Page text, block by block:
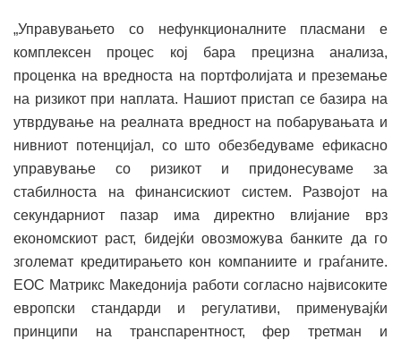
„Управувањето со нефункционалните пласмани е
комплексен процес кој бара прецизна анализа,
проценка на вредноста на портфолијата и преземање
на ризикот при наплата. Нашиот пристап се базира на
утврдување на реалната вредност на побарувањата и
нивниот потенцијал, со што обезбедуваме ефикасно
управување со ризикот и придонесуваме за
стабилноста на финансискиот систем. Развојот на
секундарниот пазар има директно влијание врз
економскиот раст, бидејќи овозможува банките да го
зголемат кредитирањето кон компаниите и граѓаните.
ЕОС Матрикс Македонија работи согласно највисоките
европски стандарди и регулативи, применувајќи
принципи на транспарентност, фер третман и